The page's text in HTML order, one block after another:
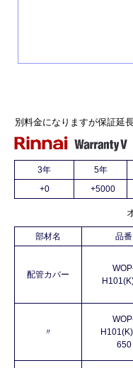
別料金になりますが保証延
3年 5年
+0
+5000
部材名 品番
配管カバー
〃
650